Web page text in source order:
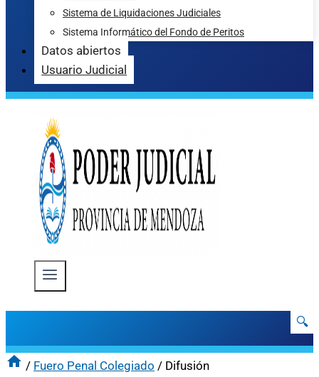
Sistema de Liquidaciones Judiciales
Sistema Informático del Fondo de Peritos
Datos abiertos
Usuario Judicial
🔍
/ Fuero Penal Colegiado / Difusión